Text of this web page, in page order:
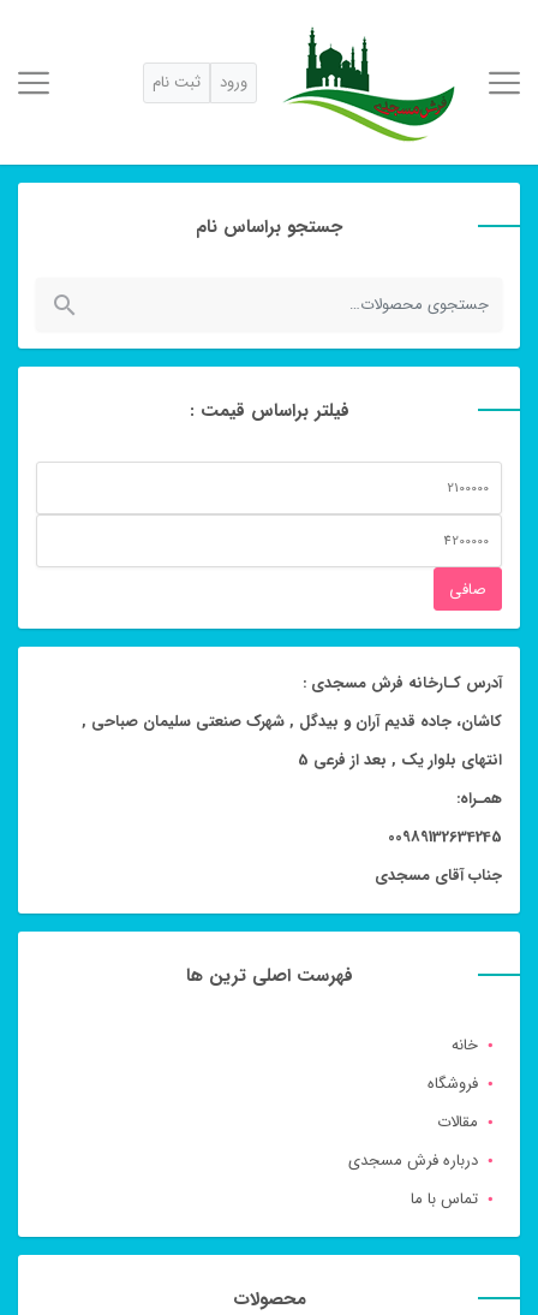
ورود ثبت نام
جستجو براساس نام
جستجو
فیلتر براساس قیمت :
قیمت
قيمت
صافی
آدرس کـارخانه فرش مسجدی :
کاشان، جاده قدیم آران و بیدگل , شهرک صنعتی سلیمان صباحی ,
انتهای بلوار یک , بعد از فرعی 5
همـراه:
00989132634245
جناب آقای مسجدی
فهرست اصلی ترین ها
خانه
فروشگاه
مقالات
درباره فرش مسجدی
تماس با ما
محصولات